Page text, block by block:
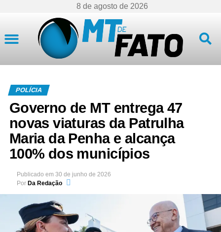
8 de agosto de 2026
POLÍCIA
Governo de MT entrega 47
novas viaturas da Patrulha
Maria da Penha e alcança
100% dos municípios
Publicado em 30 de junho de 2026
Por Da Redação